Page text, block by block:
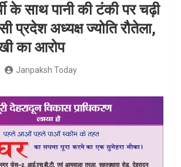
के साथ पानी की टंकी पर चढ़ी
प्रदेश अध्यक्ष ज्योति रौतेला,
का आरोप
Janpaksh Today